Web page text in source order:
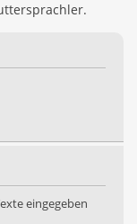
eingegeben